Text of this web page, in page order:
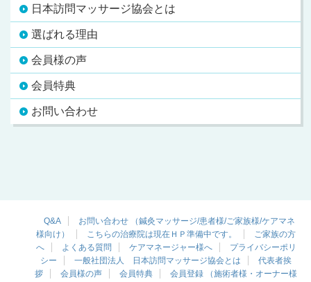
日本訪問マッサージ協会とは
選ばれる理由
会員様の声
会員特典
お問い合わせ
Q&A
お問い合わせ （鍼灸マッサージ/患者様/ご家族様/ケアマネ
様向け）
こちらの治療院は現在ＨＰ準備中です。
ご家族の方
へ
よくある質問 ケアマネージャー様へ
プライバシーポリ
シー
一般社団法人 日本訪問マッサージ協会とは
代表者挨
拶
会員様の声 会員特典 会員登録 （施術者様・オーナー様